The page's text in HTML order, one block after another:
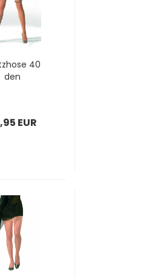
40
den
EUR